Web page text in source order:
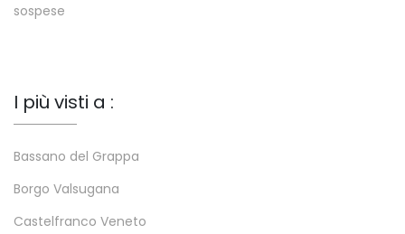
sospese
I più visti a :
Bassano del Grappa
Borgo Valsugana
Castelfranco Veneto